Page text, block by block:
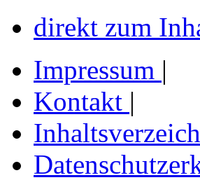
direkt zum
Impressum |
Kontakt |